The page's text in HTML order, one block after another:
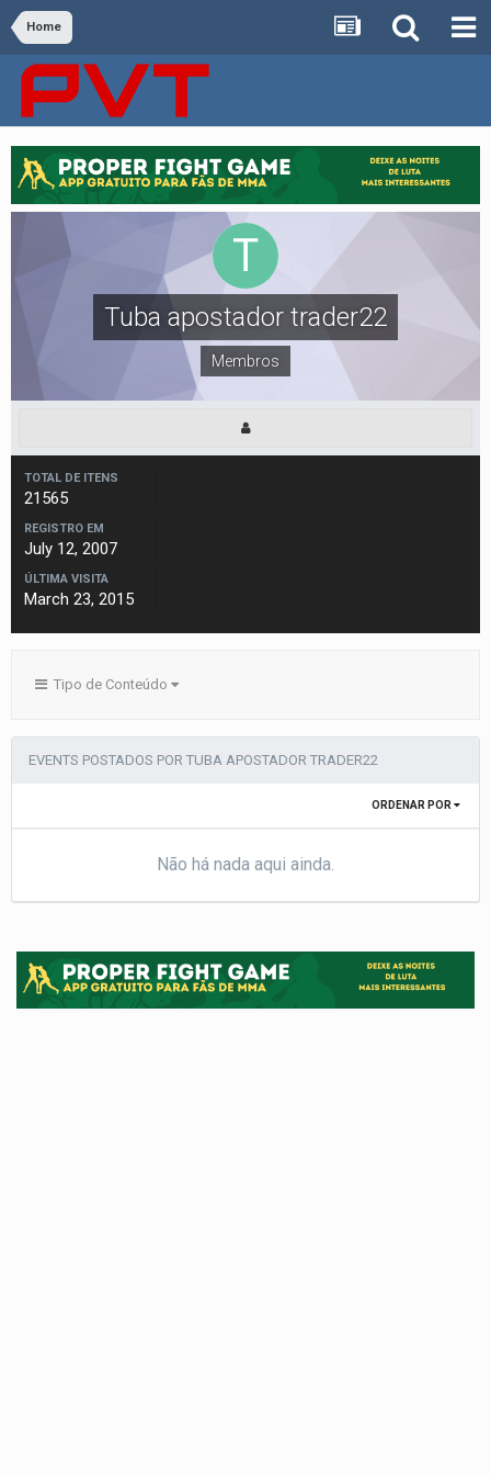
Home
Tuba apostador trader22
Membros
TOTAL DE ITENS
21565
REGISTRO EM
July 12, 2007
ÚLTIMA VISITA
March 23, 2015
Tipo de Conteúdo
EVENTS POSTADOS POR TUBA APOSTADOR TRADER22
ORDENAR POR
Não há nada aqui ainda.